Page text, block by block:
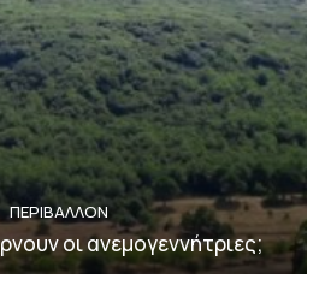
ΠΕΡΙΒΆΛΛΟΝ
οι ανεμογεννήτριες;